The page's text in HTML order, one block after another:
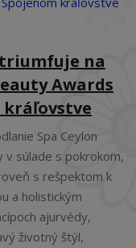
triumfuje na
Awards
kráľovstve
Spa Ceylon
súlade s pokrokom,
s rešpektom k
a holistickým
ajurvédy,
životný štýl,